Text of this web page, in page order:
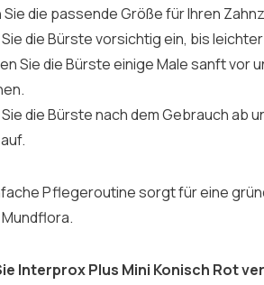
Sie die passende Größe für Ihren
die Bürste vorsichtig ein, bis
Sie die Bürste einige Male sanft vor
die Bürste nach dem Gebrauch ab
Pflegeroutine sorgt für eine
Interprox Plus Mini Konisch Rot